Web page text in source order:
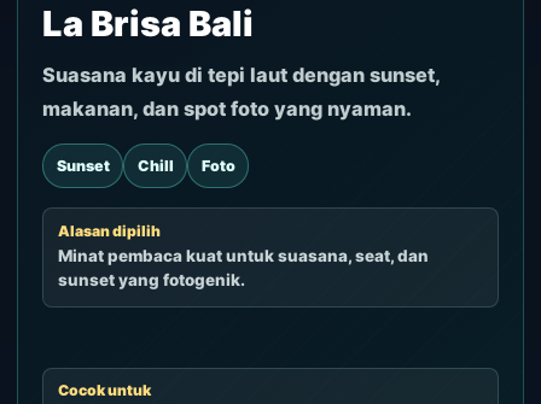
La Brisa Bali
Suasana kayu di tepi laut dengan sunset,
makanan, dan spot foto yang nyaman.
Sunset Chill Foto
Alasan dipilih
Minat pembaca kuat untuk suasana, seat, dan
sunset yang fotogenik.
Cocok untuk